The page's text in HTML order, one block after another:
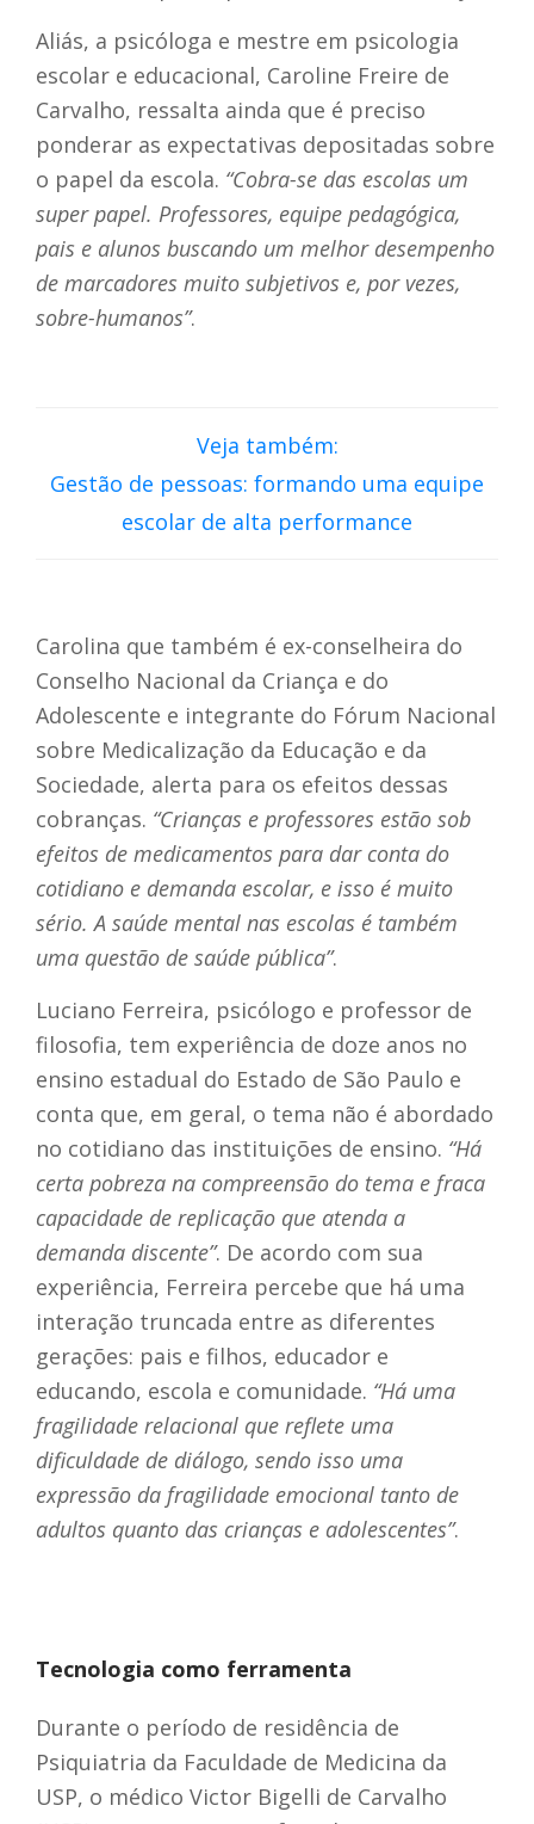
Aliás, a psicóloga e mestre em psicologia
escolar e educacional, Caroline Freire de
Carvalho, ressalta ainda que é preciso
ponderar as expectativas depositadas sobre
o papel da escola. “Cobra-se das escolas um
super papel. Professores, equipe pedagógica,
pais e alunos buscando um melhor desempenho
de marcadores muito subjetivos e, por vezes,
sobre-humanos”.
Veja também:
Gestão de pessoas: formando uma equipe
escolar de alta performance
Carolina que também é ex-conselheira do
Conselho Nacional da Criança e do
Adolescente e integrante do Fórum Nacional
sobre Medicalização da Educação e da
Sociedade, alerta para os efeitos dessas
cobranças. “Crianças e professores estão sob
efeitos de medicamentos para dar conta do
cotidiano e demanda escolar, e isso é muito
sério. A saúde mental nas escolas é também
uma questão de saúde pública”.
Luciano Ferreira, psicólogo e professor de
filosofia, tem experiência de doze anos no
ensino estadual do Estado de São Paulo e
conta que, em geral, o tema não é abordado
no cotidiano das instituições de ensino. “Há
certa pobreza na compreensão do tema e fraca
capacidade de replicação que atenda a
demanda discente”. De acordo com sua
experiência, Ferreira percebe que há uma
interação truncada entre as diferentes
gerações: pais e filhos, educador e
educando, escola e comunidade. “Há uma
fragilidade relacional que reflete uma
dificuldade de diálogo, sendo isso uma
expressão da fragilidade emocional tanto de
adultos quanto das crianças e adolescentes”.
Tecnologia como ferramenta
Durante o período de residência de
Psiquiatria da Faculdade de Medicina da
USP, o médico Victor Bigelli de Carvalho